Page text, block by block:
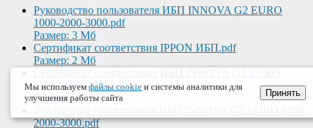
Руководство пользователя ИБП INNOVA G2 EURO
1000-2000-3000.pdf
Размер: 3 Мб
Сертификат соответствия IPPON ИБП.pdf
Размер: 2 Мб
1000-2000-3000.pdf
Размер: 951 Кб
2000-3000.pdf
Мы используем файлы cookie и системы аналитики для
улучшения работы сайта
Принять